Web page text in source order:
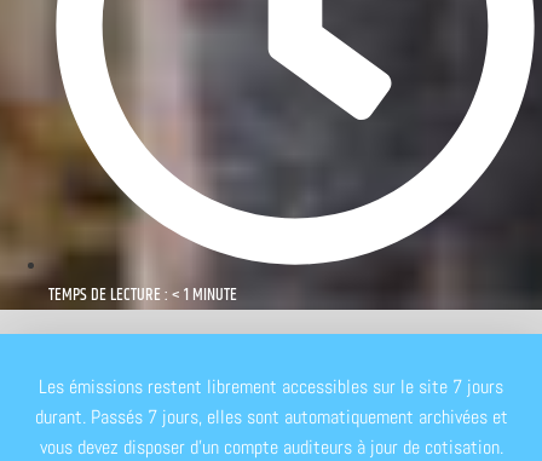
TEMPS DE LECTURE : < 1 MINUTE
Les émissions restent librement accessibles sur le site 7 jours
durant. Passés 7 jours, elles sont automatiquement archivées et
vous devez disposer d'un compte auditeurs à jour de cotisation.